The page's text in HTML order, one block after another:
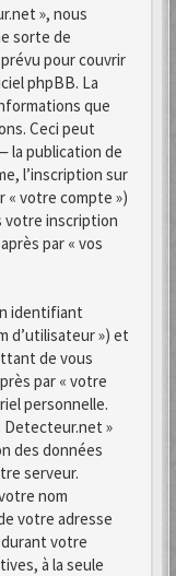
», nous
sorte de
pour couvrir
phpBB. La
que
Ceci peut
la publication de
l’inscription sur
« votre compte »)
votre inscription
par « vos
identifiant
d’utilisateur ») et
de vous
par « votre
personnelle.
Detecteur.net »
des données
serveur.
nom
votre adresse
votre
à la seule